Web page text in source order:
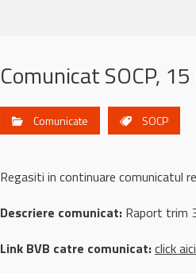
Comunicat SOCP,
Comunicate SOCP
Regasiti in continuare comunicatul
Descriere comunicat: Raport trim
Link BVB catre comunicat:click aici